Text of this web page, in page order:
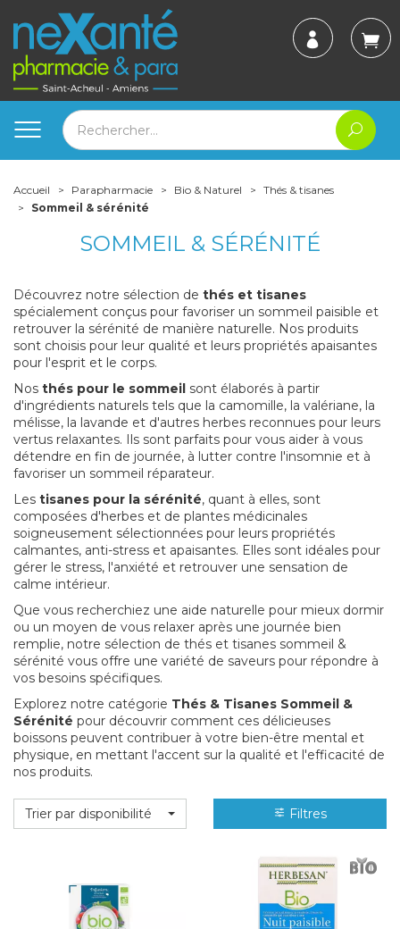
Accueil Parapharmacie Bio & Naturel
Thés & tisanes
Sommeil & sérénité
SOMMEIL & SÉRÉNITÉ
Découvrez notre sélection de thés et tisanes
spécialement conçus pour favoriser un sommeil paisible et
retrouver la sérénité de manière naturelle. Nos produits
sont choisis pour leur qualité et leurs propriétés apaisantes
pour l'esprit et le corps.
Nos thés pour le sommeil sont élaborés à partir
d'ingrédients naturels tels que la camomille, la valériane, la
mélisse, la lavande et d'autres herbes reconnues pour leurs
vertus relaxantes. Ils sont parfaits pour vous aider à vous
détendre en fin de journée, à lutter contre l'insomnie et à
favoriser un sommeil réparateur.
Les tisanes pour la sérénité, quant à elles, sont
composées d'herbes et de plantes médicinales
soigneusement sélectionnées pour leurs propriétés
calmantes, anti-stress et apaisantes. Elles sont idéales pour
gérer le stress, l'anxiété et retrouver une sensation de
calme intérieur.
Que vous recherchiez une aide naturelle pour mieux dormir
ou un moyen de vous relaxer après une journée bien
remplie, notre sélection de thés et tisanes sommeil &
sérénité vous offre une variété de saveurs pour répondre à
vos besoins spécifiques.
Explorez notre catégorie Thés & Tisanes Sommeil &
Sérénité pour découvrir comment ces délicieuses
boissons peuvent contribuer à votre bien-être mental et
physique, en mettant l'accent sur la qualité et l'efficacité de
nos produits.
Trier par disponibilité Filtres